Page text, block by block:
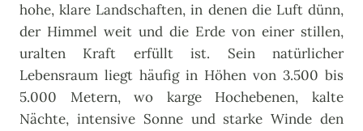
hohe, klare Landschaften, in denen die Luft dünn,
der Himmel weit und die Erde von einer stillen,
uralten Kraft erfüllt ist. Sein natürlicher
Lebensraum liegt häufig in Höhen von 3.500 bis
5.000 Metern, wo karge Hochebenen, kalte
Nächte, intensive Sonne und starke Winde den